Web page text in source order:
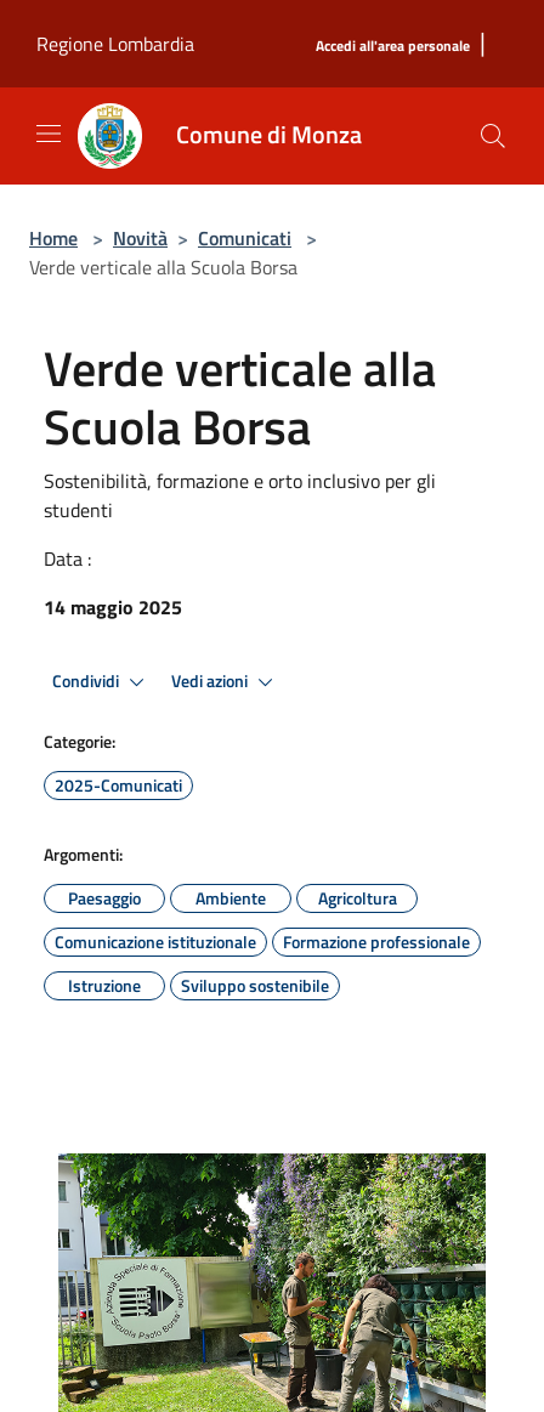
Regione Lombardia
Accedi all'area personale |
Comune di Monza
Home > Novità > Comunicati >
Verde verticale alla Scuola Borsa
Verde verticale alla
Scuola Borsa
Sostenibilità, formazione e orto inclusivo per gli
studenti
Data :
14 maggio 2025
Condividi Vedi azioni
Categorie:
2025-Comunicati
Argomenti:
Paesaggio
Ambiente
Agricoltura
Comunicazione istituzionale
Formazione professionale
Istruzione
Sviluppo sostenibile